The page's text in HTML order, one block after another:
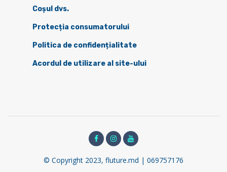
Coșul dvs.
Protecția consumatorului
Politica de confidențialitate
Acordul de utilizare al site-ului
© Copyright 2023, fluture.md | 069757176